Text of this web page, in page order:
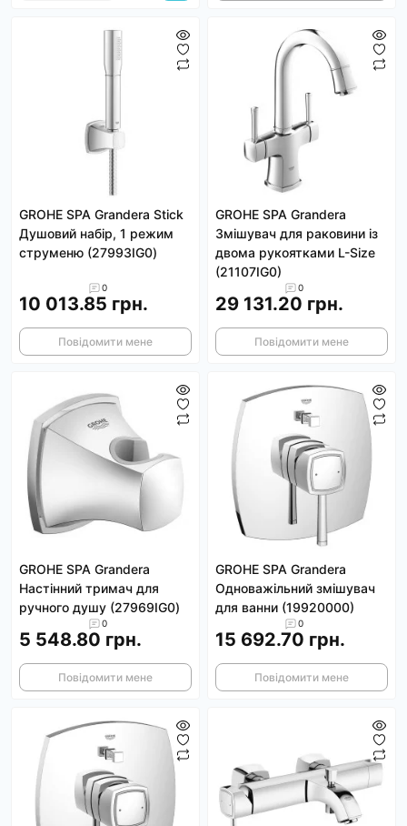
GROHE SPA Grandera Stick
Душовий набір, 1 режим
струменю (27993IG0)
0
10 013.85 грн.
Повідомити мене
GROHE SPA Grandera
Змішувач для раковини із
двома рукоятками L-Size
(21107IG0)
0
29 131.20 грн.
Повідомити мене
GROHE SPA Grandera
Настінний тримач для
ручного душу (27969IG0)
0
5 548.80 грн.
Повідомити мене
GROHE SPA Grandera
Одноважільний змішувач
для ванни (19920000)
0
15 692.70 грн.
Повідомити мене